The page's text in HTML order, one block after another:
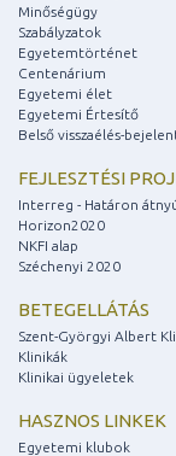
Minőségügy
Szabályzatok
Egyetemtörténet
Centenárium
Egyetemi élet
Egyetemi Értesítő
Belső visszaélés-
FEJLESZTÉSI
Interreg - Határon
Horizon2020
NKFI alap
Széchenyi 2020
BETEGELLÁTÁS
Szent-Györgyi Albert
Klinikák
Klinikai ügyeletek
HASZNOS LINKEK
Egyetemi klubok